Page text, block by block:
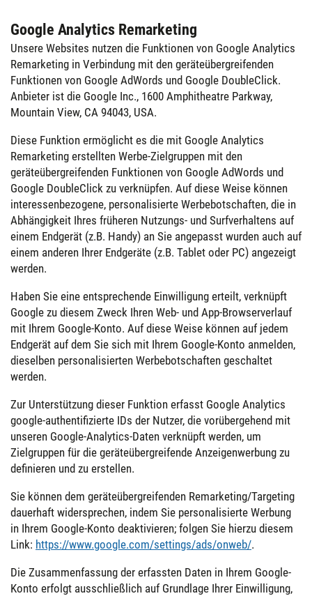
Google Analytics Remarketing
Unsere Websites nutzen die Funktionen von Google Analytics
Remarketing in Verbindung mit den geräteübergreifenden
Funktionen von Google AdWords und Google DoubleClick.
Anbieter ist die Google Inc., 1600 Amphitheatre Parkway,
Mountain View, CA 94043, USA.
Diese Funktion ermöglicht es die mit Google Analytics
Remarketing erstellten Werbe-Zielgruppen mit den
geräteübergreifenden Funktionen von Google AdWords und
Google DoubleClick zu verknüpfen. Auf diese Weise können
interessenbezogene, personalisierte Werbebotschaften, die in
Abhängigkeit Ihres früheren Nutzungs- und Surfverhaltens auf
einem Endgerät (z.B. Handy) an Sie angepasst wurden auch auf
einem anderen Ihrer Endgeräte (z.B. Tablet oder PC) angezeigt
werden.
Haben Sie eine entsprechende Einwilligung erteilt, verknüpft
Google zu diesem Zweck Ihren Web- und App-Browserverlauf
mit Ihrem Google-Konto. Auf diese Weise können auf jedem
Endgerät auf dem Sie sich mit Ihrem Google-Konto anmelden,
dieselben personalisierten Werbebotschaften geschaltet
werden.
Zur Unterstützung dieser Funktion erfasst Google Analytics
google-authentifizierte IDs der Nutzer, die vorübergehend mit
unseren Google-Analytics-Daten verknüpft werden, um
Zielgruppen für die geräteübergreifende Anzeigenwerbung zu
definieren und zu erstellen.
Sie können dem geräteübergreifenden Remarketing/Targeting
dauerhaft widersprechen, indem Sie personalisierte Werbung
in Ihrem Google-Konto deaktivieren; folgen Sie hierzu diesem
Link: https://www.google.com/settings/ads/onweb/.
Die Zusammenfassung der erfassten Daten in Ihrem Google-
Konto erfolgt ausschließlich auf Grundlage Ihrer Einwilligung,